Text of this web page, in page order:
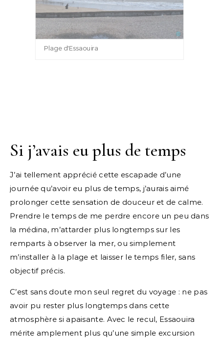
Plage d'Essaouira
Si j’avais eu plus de temps
J’ai tellement apprécié cette escapade d’une
journée qu’avoir eu plus de temps, j’aurais aimé
prolonger cette sensation de douceur et de calme.
Prendre le temps de me perdre encore un peu dans
la médina, m’attarder plus longtemps sur les
remparts à observer la mer, ou simplement
m’installer à la plage et laisser le temps filer, sans
objectif précis.
C’est sans doute mon seul regret du voyage : ne pas
avoir pu rester plus longtemps dans cette
atmosphère si apaisante. Avec le recul, Essaouira
mérite amplement plus qu’une simple excursion